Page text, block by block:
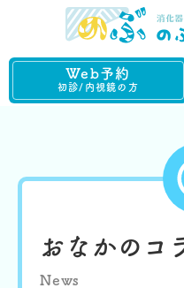
Web予約
初診/内視鏡の方
おなかのコ
News